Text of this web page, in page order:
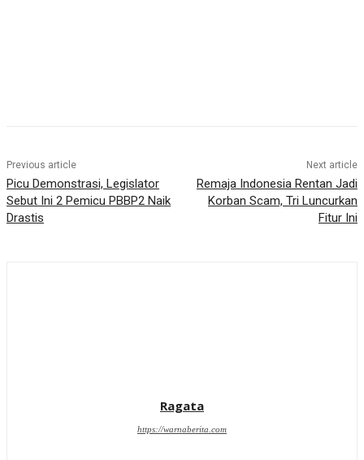
Previous article
Picu Demonstrasi, Legislator
Sebut Ini 2 Pemicu PBBP2 Naik
Drastis
Next article
Remaja Indonesia Rentan Jadi
Korban Scam, Tri Luncurkan
Fitur Ini
Ragata
https://warnaberita.com